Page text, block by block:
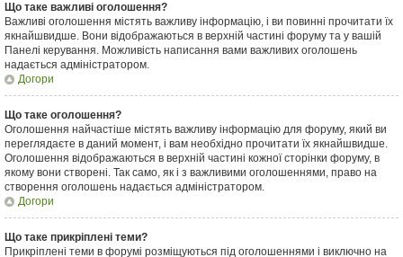
Що таке важливі оголошення?
Важливі оголошення містять важливу інформацію, і ви повинні прочитати їх
якнайшвидше. Вони відображаються в верхній частині форуму та у вашій
Панелі керування. Можливість написання вами важливих оголошень
надається адміністратором.
Догори
Що таке оголошення?
Оголошення найчастіше містять важливу інформацію для форуму, який ви
переглядаєте в даний момент, і вам необхідно прочитати їх якнайшвидше.
Оголошення відображаються в верхній частині кожної сторінки форуму, в
якому вони створені. Так само, як і з важливими оголошеннями, право на
створення оголошень надається адміністратором.
Догори
Що таке прикріплені теми?
Прикріплені теми в форумі розміщуються під оголошеннями і виключно на